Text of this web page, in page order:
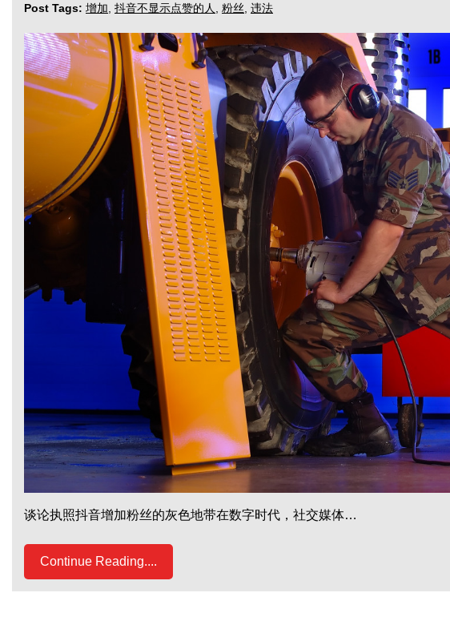
Post Tags: 增加 抖音不显示点赞的人 粉丝 违法
谈论执照抖音增加粉丝的灰色地带在数字时代，社交媒体…
Continue Reading....